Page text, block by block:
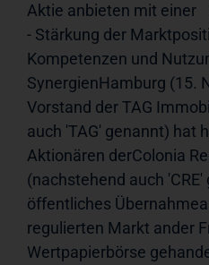
Aktie anbieten mit einer
- Stärkung der
Kompetenzen und
SynergienHamburg (15.
Vorstand der TAG
auch 'TAG' genannt) hat
Aktionären derColonia
(nachstehend auch
öffentliches
regulierten Markt ander
Wertpapierbörse